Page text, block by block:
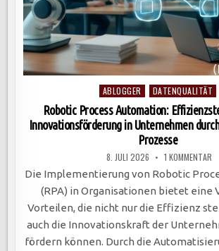
Posted
in
ABLOGGER DATENQUALITÄT
Robotic Process Automation:
Innovationsförderung in Unternehmen
Prozesse
8. JULI 2026 1 KOMMENTARZU
IN
Die Implementierung von Robotic
(RPA) in Organisationen bietet eine
Vorteilen, die nicht nur die Effizienz
auch die Innovationskraft der
fördern können. Durch die